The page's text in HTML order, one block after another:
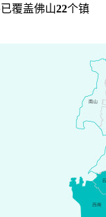
覆盖佛山22个镇